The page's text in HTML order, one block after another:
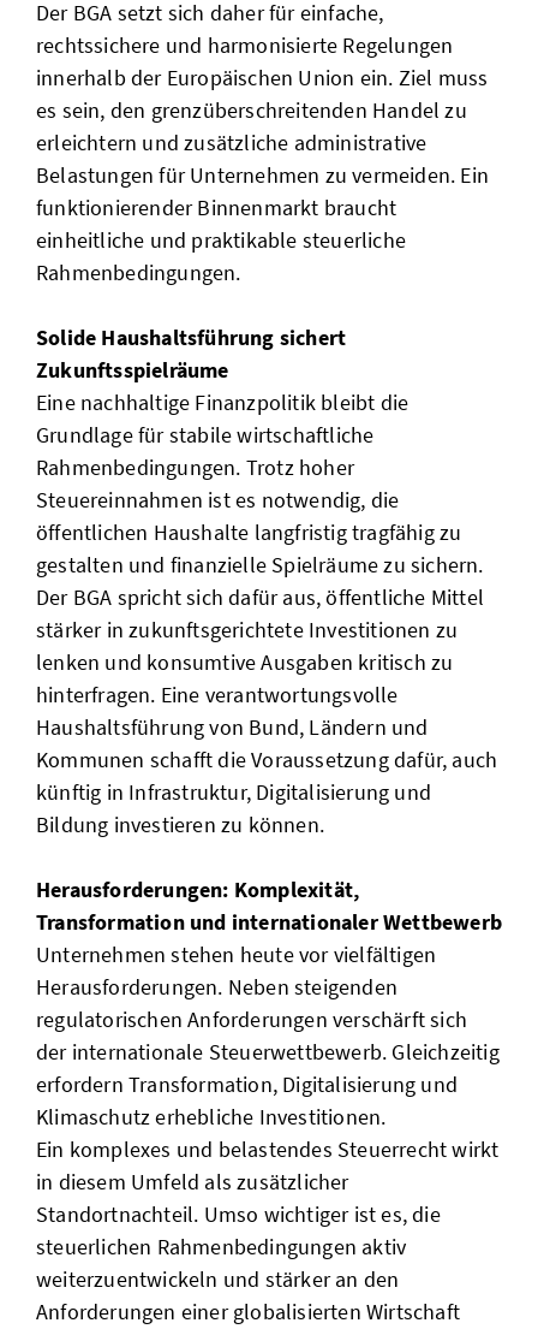
Der BGA setzt sich daher für einfache,
rechtssichere und harmonisierte Regelungen
innerhalb der Europäischen Union ein. Ziel muss
es sein, den grenzüberschreitenden Handel zu
erleichtern und zusätzliche administrative
Belastungen für Unternehmen zu vermeiden. Ein
funktionierender Binnenmarkt braucht
einheitliche und praktikable steuerliche
Rahmenbedingungen.
Solide Haushaltsführung sichert
Zukunftsspielräume
Eine nachhaltige Finanzpolitik bleibt die
Grundlage für stabile wirtschaftliche
Rahmenbedingungen. Trotz hoher
Steuereinnahmen ist es notwendig, die
öffentlichen Haushalte langfristig tragfähig zu
gestalten und finanzielle Spielräume zu sichern.
Der BGA spricht sich dafür aus, öffentliche Mittel
stärker in zukunftsgerichtete Investitionen zu
lenken und konsumtive Ausgaben kritisch zu
hinterfragen. Eine verantwortungsvolle
Haushaltsführung von Bund, Ländern und
Kommunen schafft die Voraussetzung dafür, auch
künftig in Infrastruktur, Digitalisierung und
Bildung investieren zu können.
Herausforderungen: Komplexität,
Transformation und internationaler Wettbewerb
Unternehmen stehen heute vor vielfältigen
Herausforderungen. Neben steigenden
regulatorischen Anforderungen verschärft sich
der internationale Steuerwettbewerb. Gleichzeitig
erfordern Transformation, Digitalisierung und
Klimaschutz erhebliche Investitionen.
Ein komplexes und belastendes Steuerrecht wirkt
in diesem Umfeld als zusätzlicher
Standortnachteil. Umso wichtiger ist es, die
steuerlichen Rahmenbedingungen aktiv
weiterzuentwickeln und stärker an den
Anforderungen einer globalisierten Wirtschaft